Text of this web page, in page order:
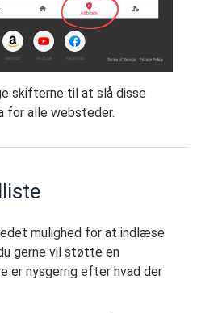
skifterne til at slå disse
for alle websteder.
mulighed for at indlæse
gerne vil støtte en
er nysgerrig efter hvad der